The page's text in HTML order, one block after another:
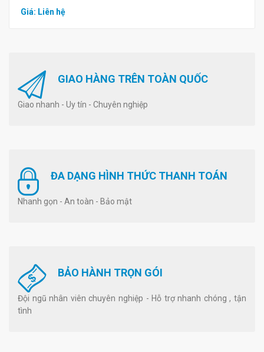
Giá: Liên hệ
GIAO HÀNG TRÊN TOÀN QUỐC
Giao nhanh - Uy tín - Chuyên nghiệp
ĐA DẠNG HÌNH THỨC THANH TOÁN
Nhanh gọn - An toàn - Bảo mật
BẢO HÀNH TRỌN GÓI
Đội ngũ nhân viên chuyên nghiệp - Hỗ trợ nhanh chóng , tận
tình